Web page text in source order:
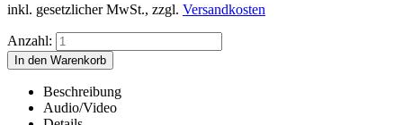
inkl. gesetzlicher MwSt., zzgl. Versandkosten
Anzahl:
Beschreibung
Audio/Video